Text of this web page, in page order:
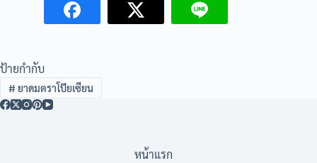
ป้ายกำกับ
# ยาดมตราโป๊ยเซียน
หน้าแรก